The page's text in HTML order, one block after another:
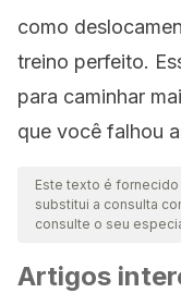
como
treino perfeito.
para caminhar
que você falhou
Este texto é
substitui a consulta
consulte o seu
Artigos